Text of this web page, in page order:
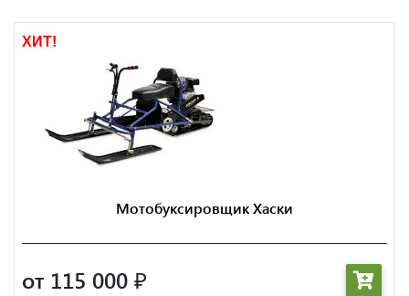
ХИТ!
Мотобуксировщик Хаски
от 115 000 ₽